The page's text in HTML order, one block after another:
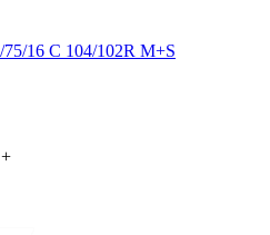
16 C 104/102R M+S
+